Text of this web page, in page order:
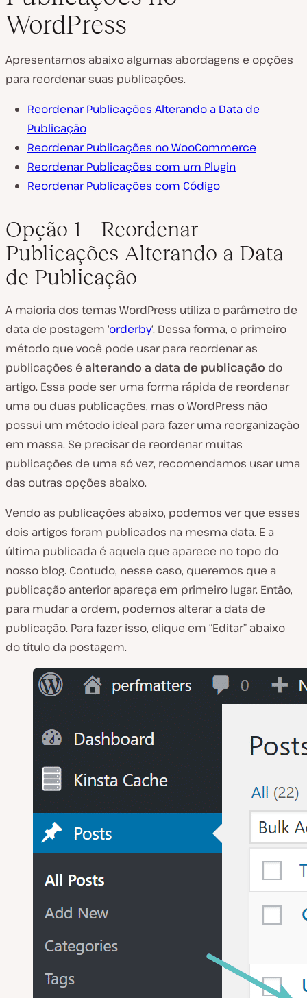
WordPress
Apresentamos abaixo algumas abordagens e opções
para reordenar suas publicações.
Reordenar Publicações Alterando a Data de
Publicação
Reordenar Publicações no WooCommerce
Reordenar Publicações com um Plugin
Reordenar Publicações com Código
Opção 1 – Reordenar
Publicações Alterando a Data
de Publicação
A maioria dos temas WordPress utiliza o parâmetro de
data de postagem ‘orderby‘. Dessa forma, o primeiro
método que você pode usar para reordenar as
publicações é alterando a data de publicação do
artigo. Essa pode ser uma forma rápida de reordenar
uma ou duas publicações, mas o WordPress não
possui um método ideal para fazer uma reorganização
em massa. Se precisar de reordenar muitas
publicações de uma só vez, recomendamos usar uma
das outras opções abaixo.
Vendo as publicações abaixo, podemos ver que esses
dois artigos foram publicados na mesma data. E a
última publicada é aquela que aparece no topo do
nosso blog. Contudo, nesse caso, queremos que a
publicação anterior apareça em primeiro lugar. Então,
para mudar a ordem, podemos alterar a data de
publicação. Para fazer isso, clique em “Editar” abaixo
do título da postagem.